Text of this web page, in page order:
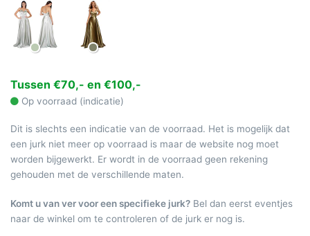
Tussen €70,- en €100,-
Op voorraad (indicatie)
Dit is slechts een indicatie van de voorraad. Het is mogelijk dat
een jurk niet meer op voorraad is maar de website nog moet
worden bijgewerkt. Er wordt in de voorraad geen rekening
gehouden met de verschillende maten.
Komt u van ver voor een specifieke jurk? Bel dan eerst eventjes
naar de winkel om te controleren of de jurk er nog is.